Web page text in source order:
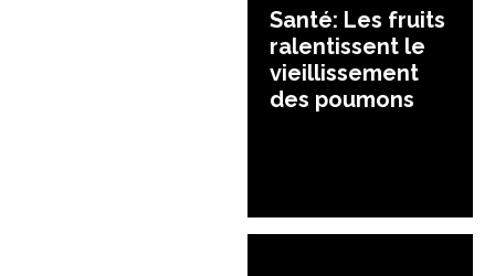
Santé: Les fruits
ralentissent le
vieillissement
des poumons